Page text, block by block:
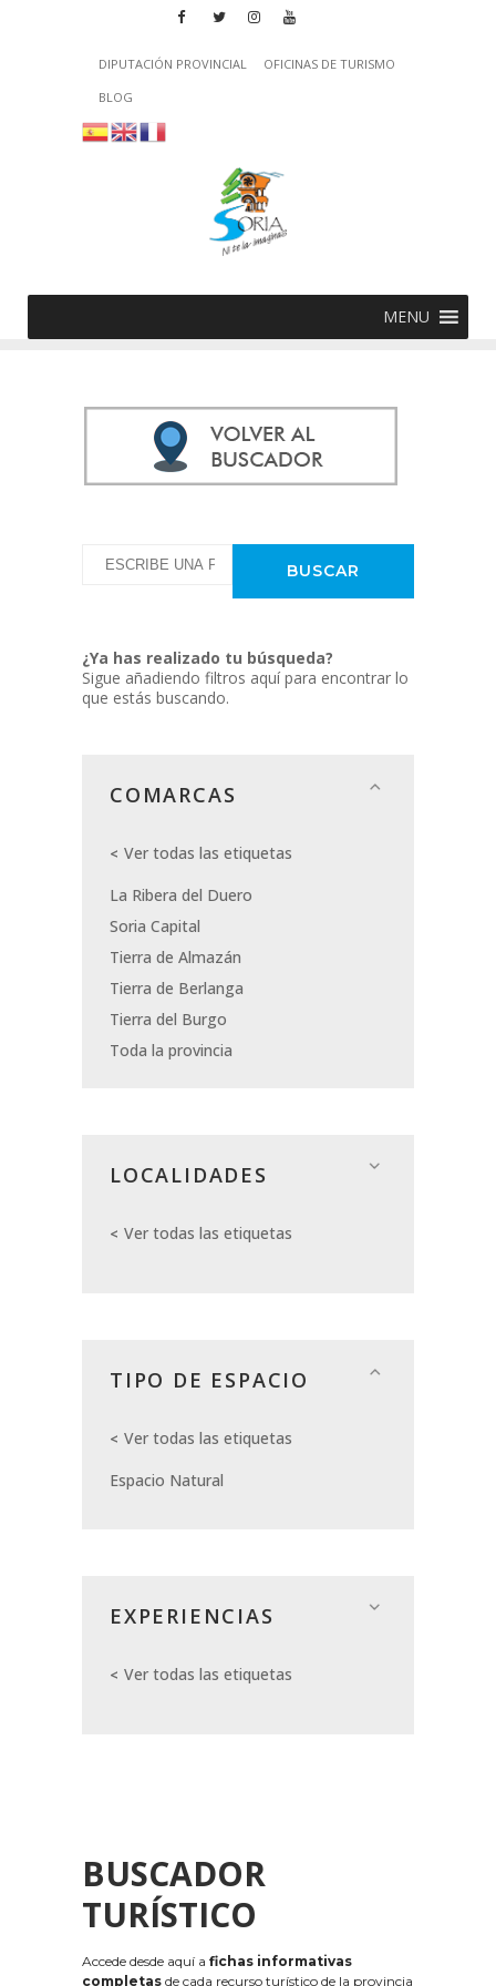
DIPUTACIÓN PROVINCIAL
OFICINAS DE TURISMO
BLOG
MENU
¿Ya has realizado tu búsqueda?
Sigue añadiendo filtros aquí para encontrar lo
que estás buscando.
COMARCAS
Ver todas las etiquetas
La Ribera del Duero
Soria Capital
Tierra de Almazán
Tierra de Berlanga
Tierra del Burgo
Toda la provincia
LOCALIDADES
Ver todas las etiquetas
TIPO DE ESPACIO
Ver todas las etiquetas
Espacio Natural
EXPERIENCIAS
Ver todas las etiquetas
BUSCADOR
TURÍSTICO
Accede desde aquí a fichas informativas
completas de cada recurso turístico de la provincia